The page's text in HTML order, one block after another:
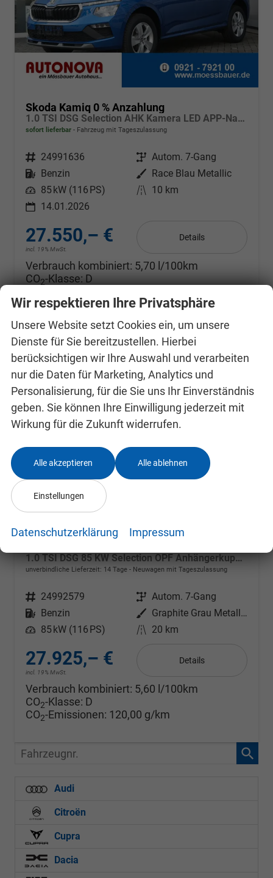
Skoda Kamiq 0 % Anzahlung
1.0 TSI DSG Selection AHK Kamera LED APP-Navi Sitzheizung
sofort lieferbar Fahrzeug mit Tageszulassung
Fahrzeugnr. 24991636 Getriebe Autom. 7-Gang
Kraftstoff
Benzin Außenfarbe
Race Blau Metallic
Leistung 85 kW (116 PS) Kilometerstand 10 km
14.01.2026
27.550,– €
incl. 19% MwSt.
Details
Verbrauch kombiniert: 5,70 l/100km
CO2-Klasse: D
1.0 TSI DSG 85 KW Selection OPF Anhängerkupplung + Winter Paket Plus
unverbindliche Lieferzeit: 14 Tage Neuwagen mit Tageszulassung
Fahrzeugnr. 24992579 Getriebe Autom. 7-Gang
Kraftstoff
Benzin Außenfarbe
Graphite Grau Metallic
Leistung 85 kW (116 PS) Kilometerstand 20 km
27.925,– €
incl. 19% MwSt.
Details
Verbrauch kombiniert: 5,60 l/100km
CO2-Klasse: D
CO2-Emissionen: 120,00 g/km
Fahrzeugnr.
Audi
Citroën
Cupra
Dacia
Wir respektieren Ihre Privatsphäre
Unsere Website setzt Cookies ein, um unsere
Dienste für Sie bereitzustellen. Hierbei
berücksichtigen wir Ihre Auswahl und verarbeiten
nur die Daten für Marketing, Analytics und
Personalisierung, für die Sie uns Ihr Einverständnis
geben. Sie können Ihre Einwilligung jederzeit mit
Wirkung für die Zukunft widerrufen.
Alle akzeptieren Alle ablehnen
Einstellungen
Datenschutzerklärung Impressum